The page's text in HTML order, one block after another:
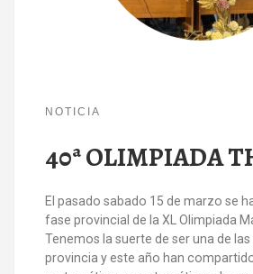
NOTICIA
40ª OLIMPIADA
El pasado sabado 15 de marzo se
fase provincial de la XL Olimpiada
Tenemos la suerte de ser una de
provincia y este año han